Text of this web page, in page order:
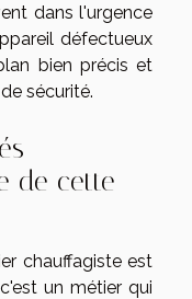
dans l'urgence
défectueux
bien précis et
sécurité.
de cette
chauffagiste est
un métier qui